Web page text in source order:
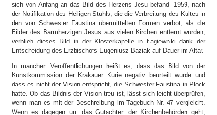
sich von Anfang an das Bild des Herzens Jesu befand. 1959, nach
der Notifikation des Heiligen Stuhls, die die Verbreitung des Kultes in
den von Schwester Faustina übermittelten Formen verbot, als die
Bilder des Barmherzigen Jesus aus vielen Kirchen entfernt wurden,
verblieb dieses Bild in der Klosterkapelle in Łagiewniki dank der
Entscheidung des Erzbischofs Eugeniusz Baziak auf Dauer im Altar.
In manchen Veröffentlichungen heißt es, dass das Bild von der
Kunstkommission der Krakauer Kurie negativ beurteilt wurde und
dass es nicht der Vision entspricht, die Schwester Faustina in Płock
hatte. Ob das Bildnis der Vision treu ist, lässt sich leicht überprüfen,
wenn man es mit der Beschreibung im Tagebuch Nr. 47 vergleicht.
Wenn es dagegen um das Gutachten der Kirchenbehörden geht,